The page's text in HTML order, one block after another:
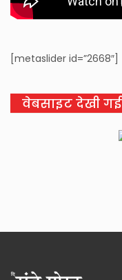
[metaslider id=”2668″]
वेबसाइट देखी गई